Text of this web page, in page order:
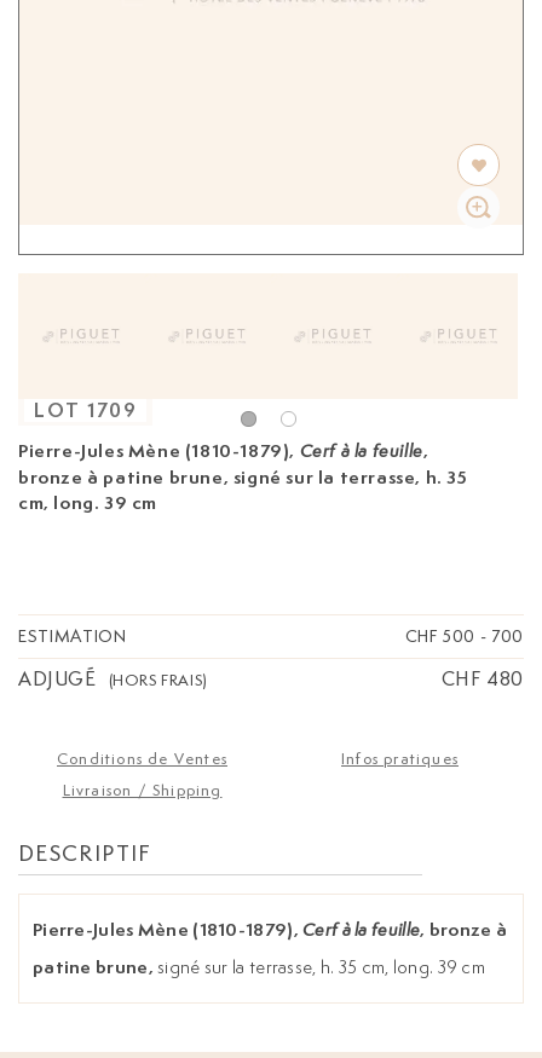
Pierre-Jules Mène (1810-1879), Cerf à la feuille,
bronze à patine brune,
cm, long. 39 cm
LOT 1709
ESTIMATION CHF 500 - 700
ADJUGÉ (HORS FRAIS) CHF 480
Conditions de Ventes
Infos pratiques
Livraison / Shipping
DESCRIPTIF
Pierre-Jules Mène (1810-1879),Cerf à la feuille, bronze à
patine brune, signé sur la terrasse, h. 35 cm, long. 39 cm